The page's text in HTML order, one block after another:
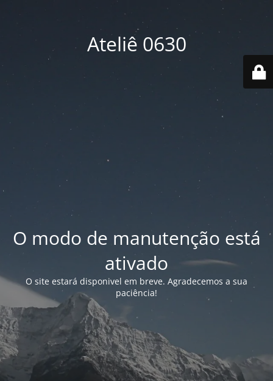
Ateliê 0630
O modo de manutenção está
ativado
O site estará disponivel em breve. Agradecemos a sua
paciência!